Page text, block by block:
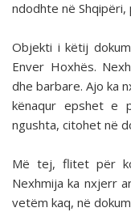
ndodhte në
Objekti i këtij
Enver Hoxhës.
dhe barbare. Ajo ka
kënaqur epshet e
ngushta, citohet në
Më tej, flitet për
Nexhmija ka nxjerr
vetëm kaq, në